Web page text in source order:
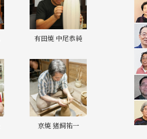
有田焼 中尾恭純
京焼 猪飼祐一